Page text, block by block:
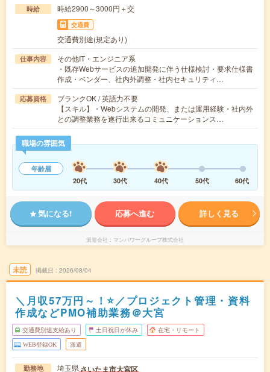
時給 時給2900～3000円＋交
交通費
交通費別途(規定あり)
仕事内容
その他IT・エンジニア系
・既存Webサービスの追加開発に伴う仕様検討・要求仕様書
作成・ベンダー、社内外調整・社内セキュリティ…
応募資格
ブランクOK / 英語力不要
【スキル】・Webシステムの開発、または運用経験・社内外
との調整業務を遂行出来るコミュニケーションス…
職場の雰囲気
年齢層
20代
30代 40代 50代 60代
気になる! 応募へ進む 詳しく見る
派遣会社 マンパワーグループ株式会社
未読 掲載日 2026/08/04
＼月収57万円～！⭐／プロジェクト管理・資料
作成などPMO補助業務＠大宮
交通費別途支給あり 土日祝日が休み 在宅・リモート
WEB登録OK 派遣
勤務地 埼玉県さいたま市大宮区